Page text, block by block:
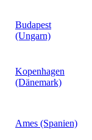
Budapest
(Ungarn)
Kopenhagen
(Dänemark)
Ames (Spanien)